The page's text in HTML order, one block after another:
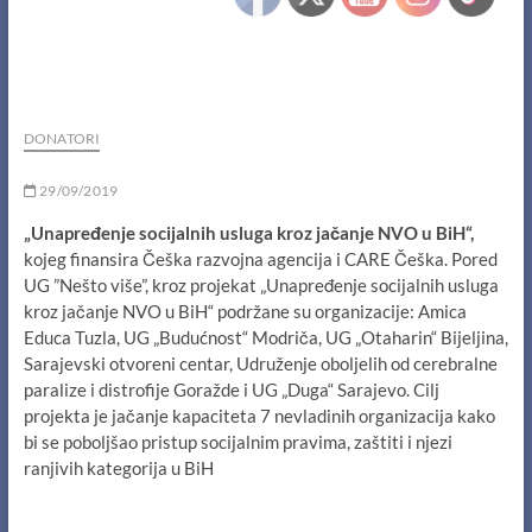
DONATORI
29/09/2019
„Unapređenje socijalnih usluga kroz jačanje NVO u BiH“,
kojeg finansira Češka razvojna agencija i CARE Češka. Pored
UG ”Nešto više”, kroz projekat „Unapređenje socijalnih usluga
kroz jačanje NVO u BiH“ podržane su organizacije: Amica
Educa Tuzla, UG „Budućnost“ Modriča, UG „Otaharin“ Bijeljina,
Sarajevski otvoreni centar, Udruženje oboljelih od cerebralne
paralize i distrofije Goražde i UG „Duga“ Sarajevo. Cilj
projekta je jačanje kapaciteta 7 nevladinih organizacija kako
bi se poboljšao pristup socijalnim pravima, zaštiti i njezi
ranjivih kategorija u BiH